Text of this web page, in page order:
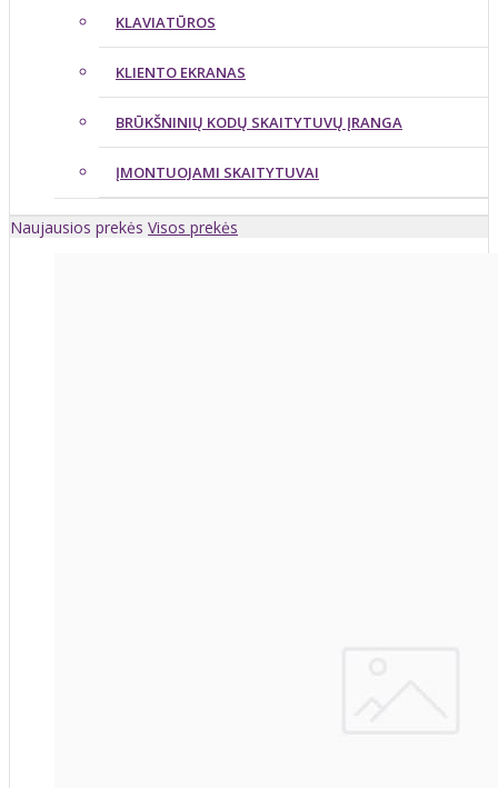
KLAVIATŪROS
KLIENTO EKRANAS
BRŪKŠNINIŲ KODŲ SKAITYTUVŲ ĮRANGA
ĮMONTUOJAMI SKAITYTUVAI
Naujausios prekės Visos prekės